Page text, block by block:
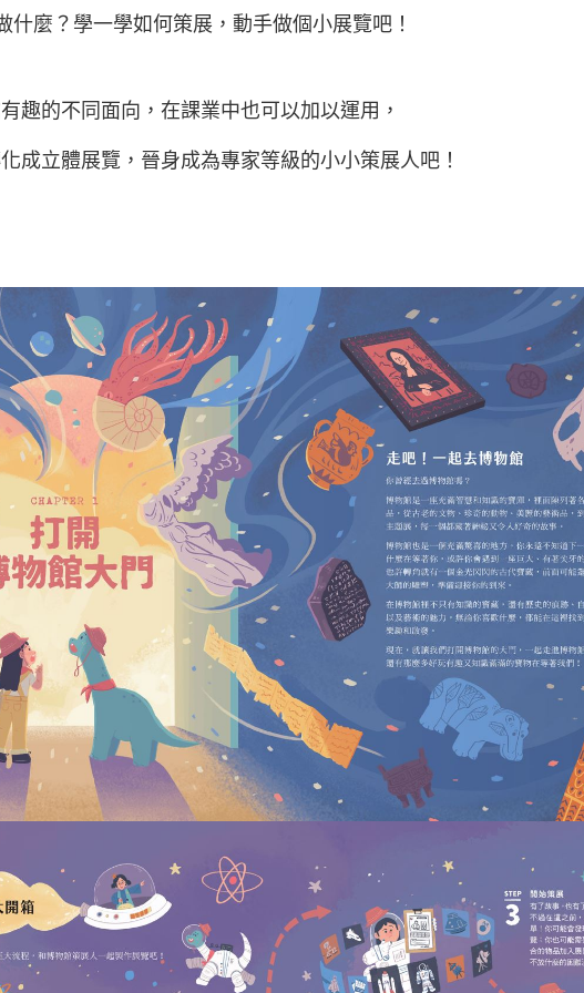
什麼？學一學如何策展，動手做個小展覽吧！
趣的不同面向，在課業中也可以加以運用，
成立體展覽，晉身成為專家等級的小小策展人吧！